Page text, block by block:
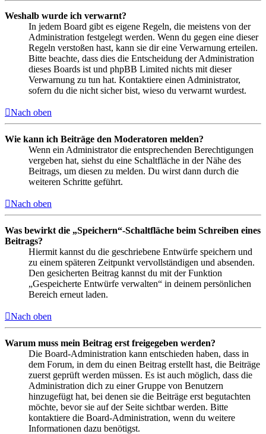
Weshalb wurde ich verwarnt?
In jedem Board gibt es eigene Regeln, die meistens von der
Administration festgelegt werden. Wenn du gegen eine dieser
Regeln verstoßen hast, kann sie dir eine Verwarnung erteilen.
Bitte beachte, dass dies die Entscheidung der Administration
dieses Boards ist und phpBB Limited nichts mit dieser
Verwarnung zu tun hat. Kontaktiere einen Administrator,
sofern du die nicht sicher bist, wieso du verwarnt wurdest.
Nach oben
Wie kann ich Beiträge den Moderatoren melden?
Wenn ein Administrator die entsprechenden Berechtigungen
vergeben hat, siehst du eine Schaltfläche in der Nähe des
Beitrags, um diesen zu melden. Du wirst dann durch die
weiteren Schritte geführt.
Nach oben
Was bewirkt die „Speichern“-Schaltfläche beim Schreiben eines
Beitrags?
Hiermit kannst du die geschriebene Entwürfe speichern und
zu einem späteren Zeitpunkt vervollständigen und absenden.
Den gesicherten Beitrag kannst du mit der Funktion
„Gespeicherte Entwürfe verwalten“ in deinem persönlichen
Bereich erneut laden.
Nach oben
Warum muss mein Beitrag erst freigegeben werden?
Die Board-Administration kann entschieden haben, dass in
dem Forum, in dem du einen Beitrag erstellt hast, die Beiträge
zuerst geprüft werden müssen. Es ist auch möglich, dass die
Administration dich zu einer Gruppe von Benutzern
hinzugefügt hat, bei denen sie die Beiträge erst begutachten
möchte, bevor sie auf der Seite sichtbar werden. Bitte
kontaktiere die Board-Administration, wenn du weitere
Informationen dazu benötigst.